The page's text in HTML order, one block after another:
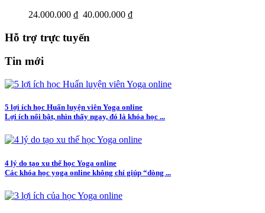
24.000.000 ₫ 40.000.000 ₫
Hỗ trợ trực tuyến
Tin mới
5 lợi ích học Huấn luyện viên Yoga online
Lợi ích nổi bật, nhìn thấy ngay, đó là khóa học ...
4 lý do tạo xu thế học Yoga online
Các khóa học yoga online không chỉ giúp “dòng ...